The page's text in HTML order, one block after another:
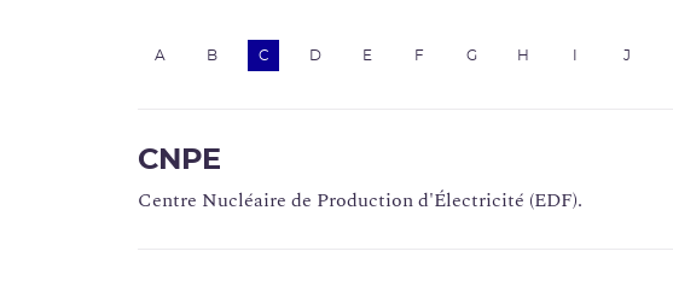
A B C D E F G H J
CNPE
Centre Nucléaire de Production d'Électricité (EDF).